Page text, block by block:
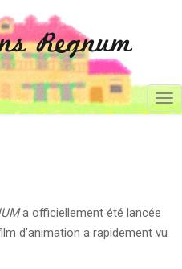
Regnum
T
a
a officiellement été lancée
d’animation a rapidement vu